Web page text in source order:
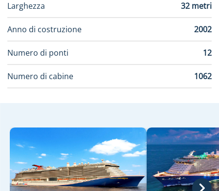
Larghezza 32 metri
Anno di costruzione 2002
Numero di ponti 12
Numero di cabine 1062